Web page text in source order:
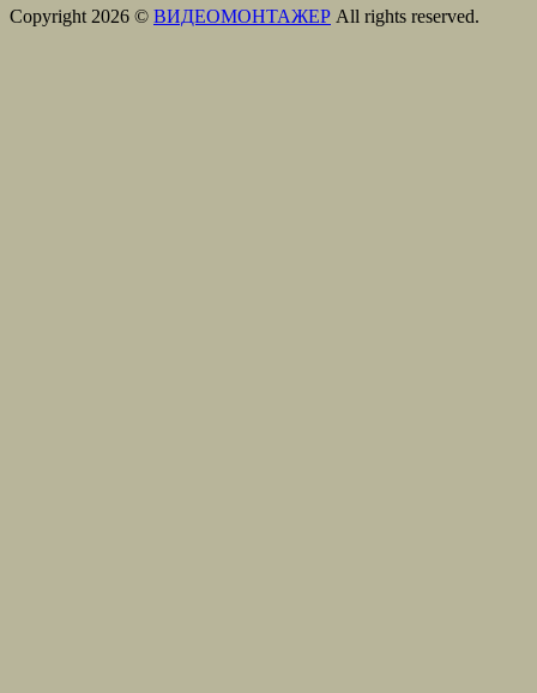
Copyright 2026 © ВИДЕОМОНТАЖЕР All rights reserved.